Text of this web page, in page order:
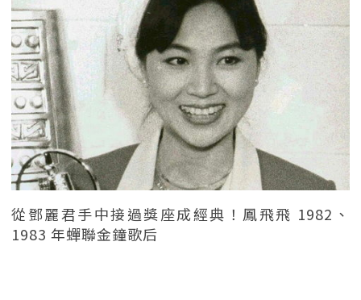
從鄧麗君手中接過獎座成經典！鳳飛飛 1982、
1983 年蟬聯金鐘歌后